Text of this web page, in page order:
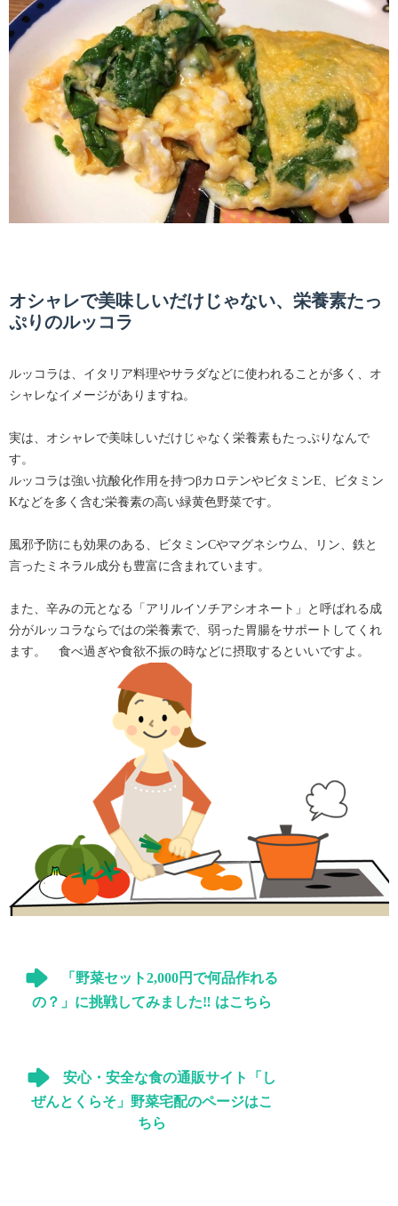
オシャレで美味しいだけじゃない、栄養素たっ
ぷりのルッコラ
ルッコラは、イタリア料理やサラダなどに使われることが多く、オ
シャレなイメージがありますね。
実は、オシャレで美味しいだけじゃなく栄養素もたっぷりなんで
す。
ルッコラは強い抗酸化作用を持つβカロテンやビタミンE、ビタミン
Kなどを多く含む栄養素の高い緑黄色野菜です。
風邪予防にも効果のある、ビタミンCやマグネシウム、リン、鉄と
言ったミネラル成分も豊富に含まれています。
また、辛みの元となる「アリルイソチアシオネート」と呼ばれる成
分がルッコラならではの栄養素で、弱った胃腸をサポートしてくれ
ます。 食べ過ぎや食欲不振の時などに摂取するといいですよ。
「野菜セット2,000円で何品作れる
の？」に挑戦してみました‼ はこちら
安心・安全な食の通販サイト「し
ぜんとくらそ」野菜宅配のページはこ
ちら